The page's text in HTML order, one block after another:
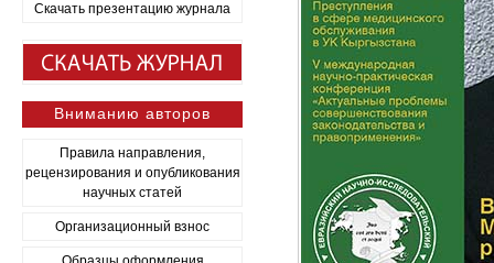
Скачать презентацию журнала
Вниманию авторов
Правила направления,
рецензирования и опубликования
научных статей
Организационный взнос